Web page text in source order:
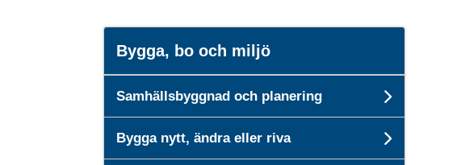
Bygga, bo och miljö
Samhällsbyggnad och planering
Bygga nytt, ändra eller riva